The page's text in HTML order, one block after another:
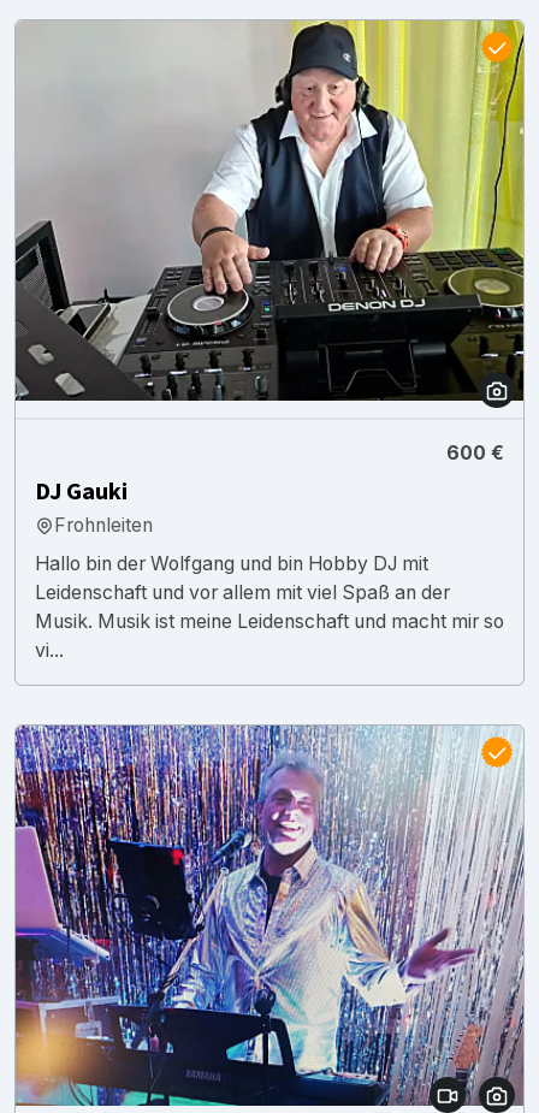
600 €
DJ Gauki
Frohnleiten
Hallo bin der Wolfgang und bin Hobby DJ mit
Leidenschaft und vor allem mit viel Spaß an der
Musik. Musik ist meine Leidenschaft und macht mir so
vi...